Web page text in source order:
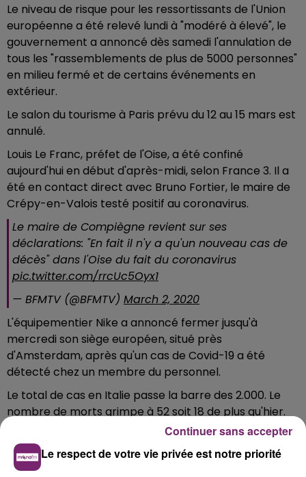
Le niveau de risque pour les ressortissants de l'Union
européenne a été relevé lundi à "modéré à élevé", le
gouvernement a annoncé dès samedi l'annulation de
tous les "rassemblements de plus de 5000 personnes"
en milieu fermé et de certains événements en
extérieur.
Le salon du tourisme à Paris prévu du 12 au 15 mars est
annulé.
Louis Le Franc, préfet de l'Oise, a été confiné
aujourd'hui en début d'après-midi, selon France 3. Il a
été en contact direct avec Bruno Fortier, le maire de
Crépy-en-Valois testé positif au coronavirus.
Le maire de Compiègne revient sur ses
déclarations: "En fait il n'y a qu'un nouveau cas de
décès" dans l'Oise du fait du coronavirus
pic.twitter.com/rrcUc5Oyx1
— BFMTV (@BFMTV) March 2, 2020
L'équipementier Nike a annoncé fermer jusqu'à
mercredi son siège européen, situé près
d'Amsterdam, après qu'un cas de Covid-19 a été
détecté chez un membre du personnel.
Le total de cas en Italie passe la barre des 2.000. Le
nombre de morts grimpe à 52 soit 18 de plus qu'hier.
Le respect de votre vie privée est notre priorité
Continuer sans accepter